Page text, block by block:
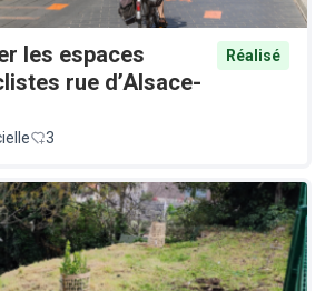
les espaces
rue d’Alsace-
Réalisé
3